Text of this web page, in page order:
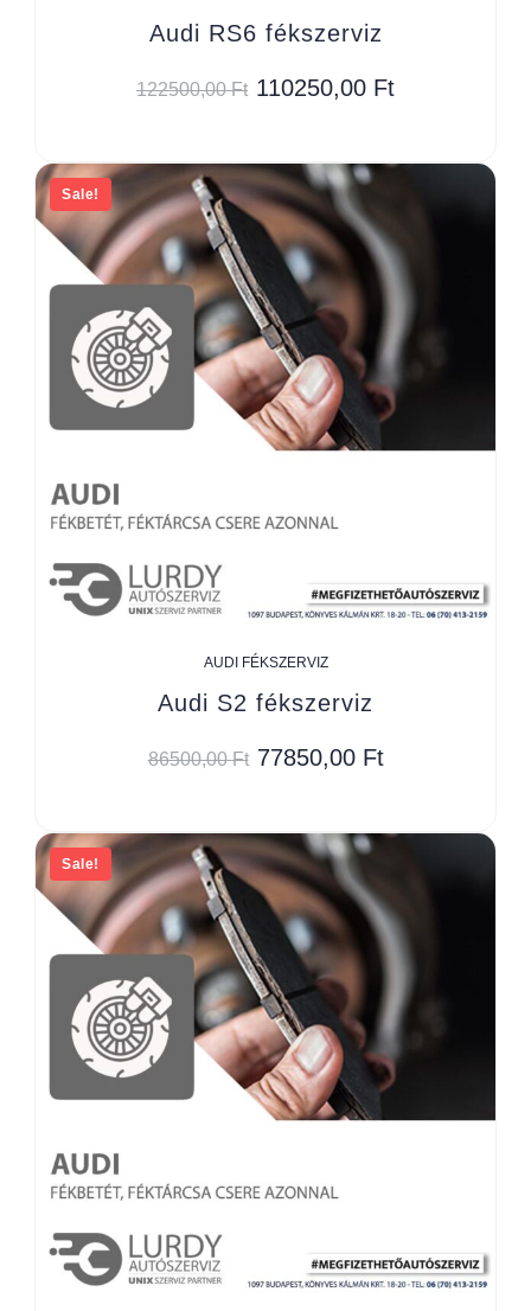
Audi RS6 fékszerviz
122500,00Ft 110250,00 Ft
Sale!
AUDI FÉKSZERVIZ
Audi S2 fékszerviz
86500,00Ft 77850,00 Ft
Sale!